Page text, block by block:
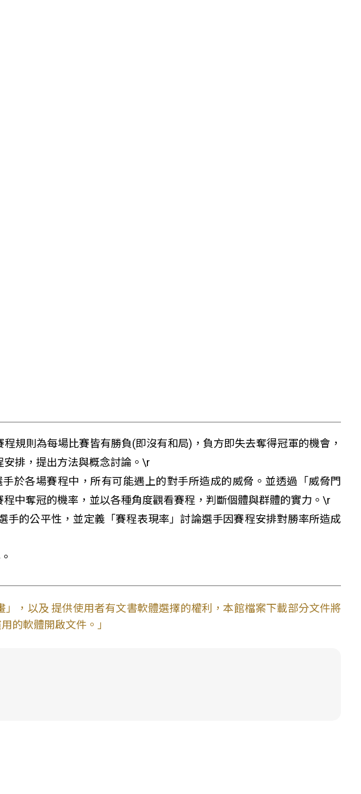
規則為每場比賽皆有勝負(即沒有和局)，負方即失去奪得冠軍的機會，
排，提出方法與概念討論。\r
於各場賽程中，所有可能遇上的對手所造成的威脅。並透過「威脅門
中奪冠的機率，並以各種角度觀看賽程，判斷個體與群體的實力。\r
的公平性，並定義「賽程表現率」討論選手因賽程安排對勝率所造成
」，以及 提供使用者有文書軟體選擇的權利，本館檔案下載部分文件將
的軟體開啟文件。」